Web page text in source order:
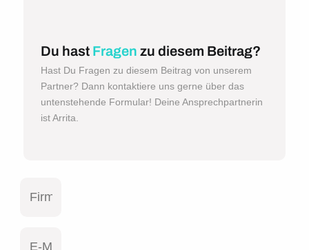
Du hast Fragen zu diesem Beitrag?
Hast Du Fragen zu diesem Beitrag von unserem
Partner? Dann kontaktiere uns gerne über das
untenstehende Formular! Deine Ansprechpartnerin
ist Arrita.